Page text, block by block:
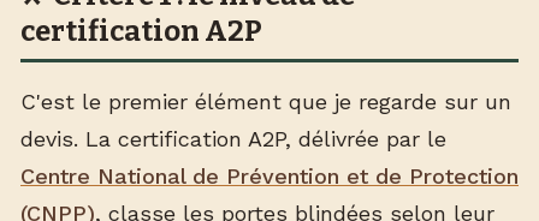
certification A2P
C'est le premier élément que je regarde sur un
devis. La certification A2P, délivrée par le
Centre National de Prévention et de Protection
(CNPP), classe les portes blindées selon leur